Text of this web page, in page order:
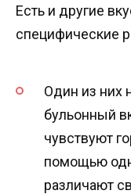
Есть и другие
специфические
Один из них
бульонный
чувствуют
помощью
различают